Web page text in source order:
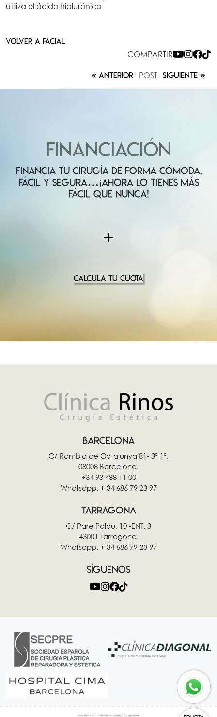
utiliza el ácido hialurónico
VOLVER A FACIAL
COMPARTIR
ANTERIOR POST SIGUIENTE
FINANCIACIÓN
FINANCIA TU CIRUGÍA DE FORMA CÓMODA,
FÁCIL Y SEGURA…¡AHORA LO TIENES MÁS
FÁCIL QUE NUNCA!
+
CALCULA TU CUOTA
BARCELONA
C/ Rambla de Catalunya 81- 3º 1º,
08008 Barcelona.
+34 93 488 11 00
Whatsapp. + 34 686 79 23 97
TARRAGONA
C/ Pare Palau, 10 -ENT. 3
43001 Tarragona.
Whatsapp. + 34 686 79 23 97
SÍGUENOS